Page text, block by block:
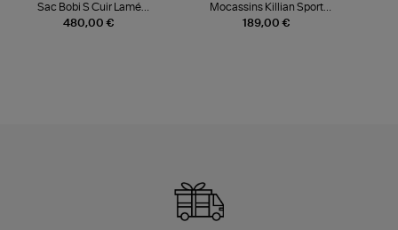
480,00 €
Sac Bobi S Cuir Lamé
Champagne
189,00 €
Mocassins Killian Sport
Mousse